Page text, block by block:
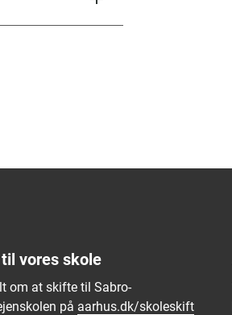
vores skole
om at skifte til Sabro-
på aarhus.dk/skoleskift